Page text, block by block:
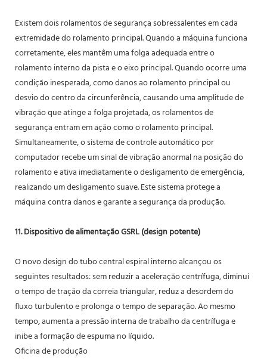
Existem dois rolamentos de segurança sobressalentes em cada
extremidade do rolamento principal. Quando a máquina funciona
corretamente, eles mantêm uma folga adequada entre o
rolamento interno da pista e o eixo principal. Quando ocorre uma
condição inesperada, como danos ao rolamento principal ou
desvio do centro da circunferência, causando uma amplitude de
vibração que atinge a folga projetada, os rolamentos de
segurança entram em ação como o rolamento principal.
Simultaneamente, o sistema de controle automático por
computador recebe um sinal de vibração anormal na posição do
rolamento e ativa imediatamente o desligamento de emergência,
realizando um desligamento suave. Este sistema protege a
máquina contra danos e garante a segurança da produção.
11. Dispositivo de alimentação GSRL (design potente)
O novo design do tubo central espiral interno alcançou os
seguintes resultados: sem reduzir a aceleração centrífuga, diminui
o tempo de tração da correia triangular, reduz a desordem do
fluxo turbulento e prolonga o tempo de separação. Ao mesmo
tempo, aumenta a pressão interna de trabalho da centrífuga e
inibe a formação de espuma no líquido.
Oficina de produção